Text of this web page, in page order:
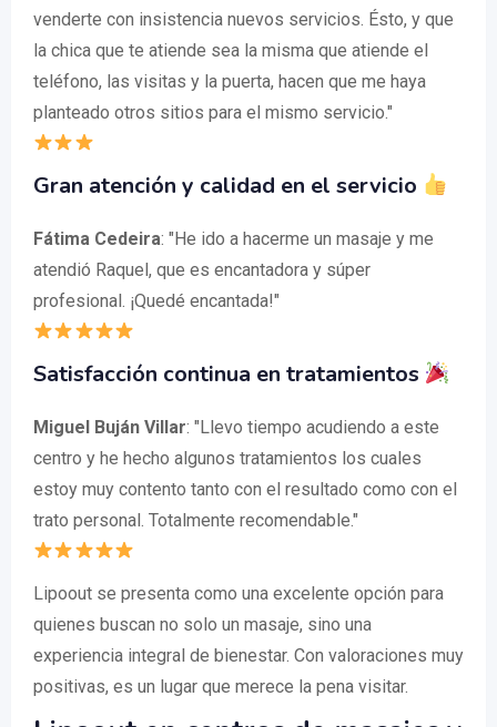
venderte con insistencia nuevos servicios. Ésto, y que
la chica que te atiende sea la misma que atiende el
teléfono, las visitas y la puerta, hacen que me haya
planteado otros sitios para el mismo servicio."
Gran atención y calidad en el servicio
Fátima Cedeira: "He ido a hacerme un masaje y me
atendió Raquel, que es encantadora y súper
profesional. ¡Quedé encantada!"
Satisfacción continua en tratamientos
Miguel Buján Villar: "Llevo tiempo acudiendo a este
centro y he hecho algunos tratamientos los cuales
estoy muy contento tanto con el resultado como con el
trato personal. Totalmente recomendable."
Lipoout se presenta como una excelente opción para
quienes buscan no solo un masaje, sino una
experiencia integral de bienestar. Con valoraciones muy
positivas, es un lugar que merece la pena visitar.